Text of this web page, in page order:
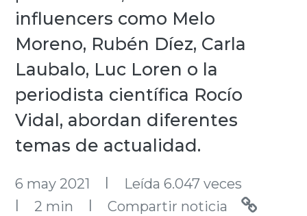
influencers como Melo
Moreno, Rubén Díez, Carla
Laubalo, Luc Loren o la
periodista científica Rocío
Vidal, abordan diferentes
temas de actualidad.
6 may 2021 l Leída 6.047 veces
l 2 min l Compartir noticia